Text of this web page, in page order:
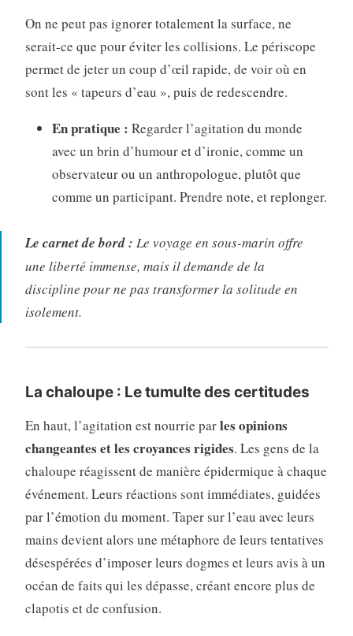
On ne peut pas ignorer totalement la surface, ne
serait-ce que pour éviter les collisions. Le périscope
permet de jeter un coup d’œil rapide, de voir où en
sont les « tapeurs d’eau », puis de redescendre.
En pratique : Regarder l’agitation du monde
avec un brin d’humour et d’ironie, comme un
observateur ou un anthropologue, plutôt que
comme un participant. Prendre note, et replonger.
Le carnet de bord : Le voyage en sous-marin offre
une liberté immense, mais il demande de la
discipline pour ne pas transformer la solitude en
isolement.
La chaloupe : Le tumulte des certitudes
En haut, l’agitation est nourrie parles opinions
changeantes et les croyances rigides. Les gens de la
chaloupe réagissent de manière épidermique à chaque
événement. Leurs réactions sont immédiates, guidées
par l’émotion du moment. Taper sur l’eau avec leurs
mains devient alors une métaphore de leurs tentatives
désespérées d’imposer leurs dogmes et leurs avis à un
océan de faits qui les dépasse, créant encore plus de
clapotis et de confusion.